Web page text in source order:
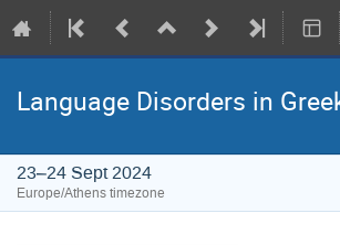
Language Disorders in
23–24 Sept 2024
Europe/Athens timezone